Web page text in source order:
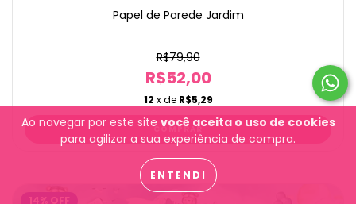
Ao navegar por este site você aceita o uso de cookies
para agilizar a sua experiência de compra.
ENTENDI
Papel de Parede Jardim
R$79,90
R$52,00
12 x de R$5,29
14% OFF